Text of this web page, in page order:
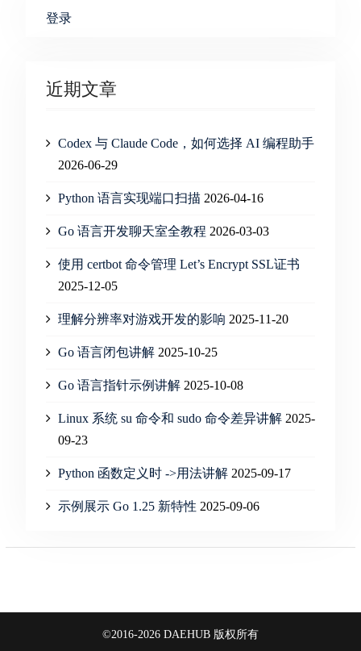
登录
近期文章
Codex 与 Claude Code，如何选择 AI 编程助手
2026-06-29
Python 语言实现端口扫描 2026-04-16
Go 语言开发聊天室全教程 2026-03-03
使用 certbot 命令管理 Let’s Encrypt SSL证书
2025-12-05
理解分辨率对游戏开发的影响 2025-11-20
Go 语言闭包讲解 2025-10-25
Go 语言指针示例讲解 2025-10-08
Linux 系统 su 命令和 sudo 命令差异讲解 2025-
09-23
Python 函数定义时 ->用法讲解 2025-09-17
示例展示 Go 1.25 新特性 2025-09-06
©2016-2026 DAEHUB 版权所有